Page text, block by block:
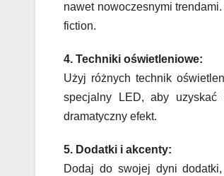
nawet nowoczesnymi
fiction.
4. Techniki oświetleniowe:
Użyj różnych technik
specjalny LED, aby uzyskać
dramatyczny efekt.
5. Dodatki i akcenty:
Dodaj do swojej dyni